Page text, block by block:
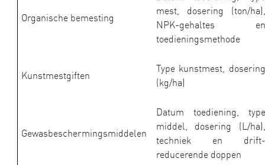
Organische bemesting
mest, dosering (ton/ha),
NPK-gehaltes en
toedieningsmethode
Kunstmestgiften
Type kunstmest, dosering
(kg/ha)
Gewasbeschermingsmiddelen
Datum toediening, type
middel, dosering (L/ha),
techniek en drift-
reducerende doppen